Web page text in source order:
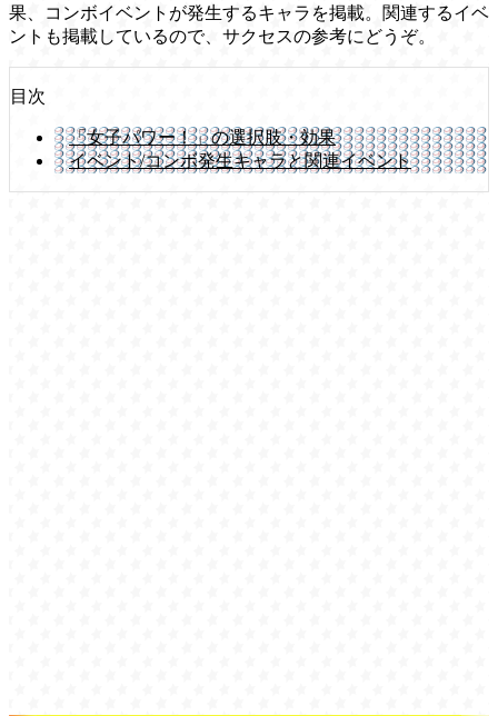
果、コンボイベントが発生するキャラを掲載。関連するイベ
ントも掲載しているので、サクセスの参考にどうぞ。
目次
「女子パワー！」の選択肢・効果
イベント/コンボ発生キャラと関連イベント